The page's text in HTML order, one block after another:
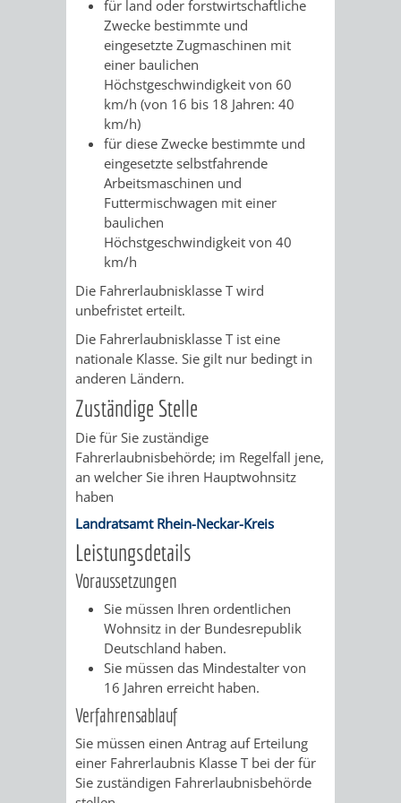
HILFE
MENSCHEN
MIT
BEHINDERUNG
MENSCHEN
MIT
DEMENZ
MIGRANTEN
FLÜCHTLINGE
BAUHERREN
BAUHERRENBERATUNG
AUFGABEN
DER
UNTEREN
DENKMALSCHUTZBEHÖRDE
STEUERVORTEILE
SATZUNGEN
IM
BEREICH
DENKMALSCHUTZ
GENEHMIGUNGSVERFAHREN
TAG
DES
OFFENEN
DENKMALS
STÄDTISCHER
BAUPLÄTZE
VERKAUF
STÄDTISCHER
HÄUSER
/
LIEGENSCHAFTEN
ABWASSERBESEITIGUNG
ERSCHLIESSUNGSBEITRAG
ANTRAGSVERFAHREN
VERMIETE
DOCH
BERATUNGSERGEBNISSE
SITZUNGSUNTERLAGEN
UMLEGUNGSAUSSCHUSS
BERATENDE
DEZERNATEFÜR FÜR
AMT
FÜR
STABSSTELLE
BÄDER
HOCHBAU
(PLANUNG
für land oder forstwirtschaftliche
Zwecke bestimmte und
eingesetzte Zugmaschinen mit
einer baulichen
Höchstgeschwindigkeit von 60
km/h (von 16 bis 18 Jahren: 40
km/h)
für diese Zwecke bestimmte und
eingesetzte selbstfahrende
Arbeitsmaschinen und
Futtermischwagen mit einer
baulichen
Höchstgeschwindigkeit von 40
km/h
Die Fahrerlaubnisklasse T wird
unbefristet erteilt.
Die Fahrerlaubnisklasse T ist eine
nationale Klasse. Sie gilt nur bedingt in
anderen Ländern.
Zuständige Stelle
Die für Sie zuständige
Fahrerlaubnisbehörde; im Regelfall jene,
an welcher Sie ihren Hauptwohnsitz
haben
Landratsamt Rhein-Neckar-Kreis
Leistungsdetails
Voraussetzungen
Sie müssen Ihren ordentlichen
Wohnsitz in der Bundesrepublik
Deutschland haben.
Sie müssen das Mindestalter von
16 Jahren erreicht haben.
Verfahrensablauf
Sie müssen einen Antrag auf Erteilung
einer Fahrerlaubnis Klasse T bei der für
Sie zuständigen Fahrerlaubnisbehörde